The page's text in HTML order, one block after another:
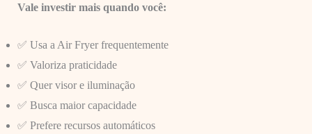
Vale investir mais quando você:
✅ Usa a Air Fryer frequentemente
✅ Valoriza praticidade
✅ Quer visor e iluminação
✅ Busca maior capacidade
✅ Prefere recursos automáticos